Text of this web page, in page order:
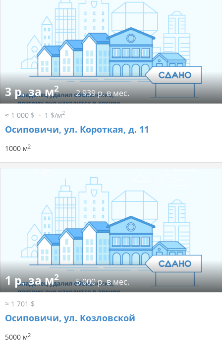
3 р. за м2 2 939 р. в мес.
≈ 1 000 $ 1 $/м2
Осиповичи, ул. Короткая, д. 11
1000 м2
1 р. за м2 5 000 р. в мес.
≈ 1 701 $
Осиповичи, ул. Козловской
5000 м2